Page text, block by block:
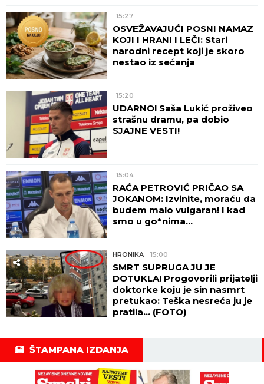
15:27
OSVEŽAVAJUĆI POSNI NAMAZ
KOJI I HRANI I LEČI: Stari
narodni recept koji je skoro
nestao iz sećanja
15:20
UDARNO! Saša Lukić proživeo
strašnu dramu, pa dobio
SJAJNE VESTI!
15:04
RAĆA PETROVIĆ PRIČAO SA
JOKANOM: Izvinite, moraću da
budem malo vulgaran! I kad
smo u go*nima...
HRONIKA 15:00
SMRT SUPRUGA JU JE
DOTUKLA! Progovorili prijatelji
doktorke koju je sin nasmrt
pretukao: Teška nesreća ju je
pratila... (FOTO)
ŠTAMPANA IZDANJA